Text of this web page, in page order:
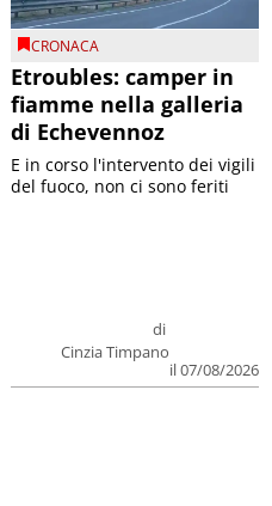
CRONACA
Etroubles: camper in
fiamme nella galleria
di Echevennoz
di
Cinzia Timpano
il 07/08/2026
E in corso l'intervento dei vigili
del fuoco, non ci sono feriti